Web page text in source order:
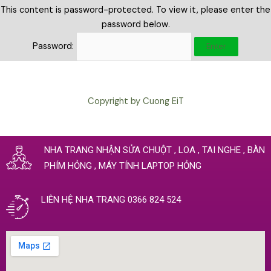
This content is password-protected. To view it, please enter the
password below.
Password:
Copyright by Cuong EiT
NHA TRANG NHẬN SỬA CHUỘT , LOA , TAI NGHE , BÀN
PHÍM HỎNG , MÁY TÍNH LAPTOP HỎNG
LIÊN HỆ NHA TRANG 0366 824 524